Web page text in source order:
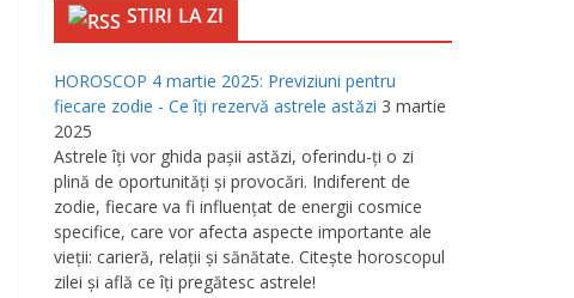
STIRI LA ZI
HOROSCOP 4 martie 2025: Previziuni pentru
fiecare zodie - Ce îţi rezervă astrele astăzi 3 martie
2025
Astrele îţi vor ghida paşii astăzi, oferindu-ţi o zi
plină de oportunităţi şi provocări. Indiferent de
zodie, fiecare va fi influenţat de energii cosmice
specifice, care vor afecta aspecte importante ale
vieţii: carieră, relaţii şi sănătate. Citeşte horoscopul
zilei şi află ce îţi pregătesc astrele!